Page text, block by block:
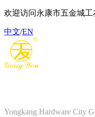
欢迎访问永康市五金城工
中文/EN
Yongkang Hardware City